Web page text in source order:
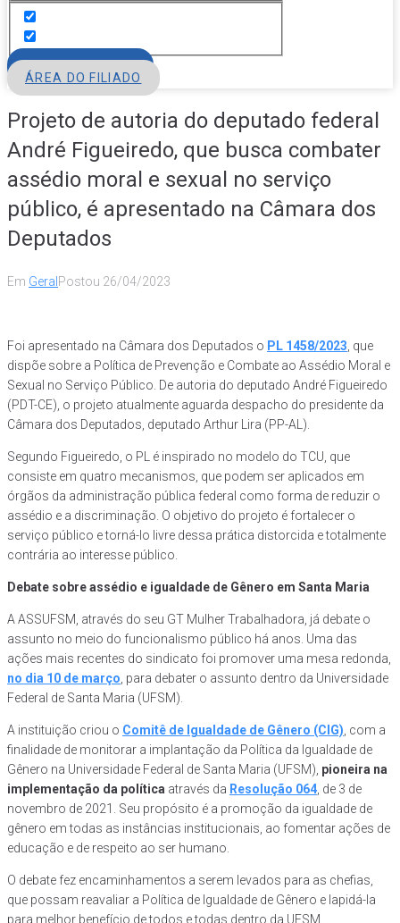
ÁREA DO FILIADO
Projeto de autoria do deputado federal
André Figueiredo, que busca combater
assédio moral e sexual no serviço
público, é apresentado na Câmara dos
Deputados
Em Geral Postou 26/04/2023
Foi apresentado na Câmara dos Deputados o PL 1458/2023 , que
dispõe sobre a Política de Prevenção e Combate ao Assédio Moral e
Sexual no Serviço Público. De autoria do deputado André Figueiredo
(PDT-CE), o projeto atualmente aguarda despacho do presidente da
Câmara dos Deputados, deputado Arthur Lira (PP-AL).
Segundo Figueiredo, o PL é inspirado no modelo do TCU, que
consiste em quatro mecanismos, que podem ser aplicados em
órgãos da administração pública federal como forma de reduzir o
assédio e a discriminação. O objetivo do projeto é fortalecer o
serviço público e torná-lo livre dessa prática distorcida e totalmente
contrária ao interesse público.
Debate sobre assédio e igualdade de Gênero em Santa Maria
A ASSUFSM, através do seu GT Mulher Trabalhadora, já debate o
assunto no meio do funcionalismo público há anos. Uma das
ações mais recentes do sindicato foi promover uma mesa redonda,
no dia 10 de março , para debater o assunto dentro da Universidade
Federal de Santa Maria (UFSM).
A instituição criou o Comitê de Igualdade de Gênero (CIG) , com a
finalidade de monitorar a implantação da Política da Igualdade de
Gênero na Universidade Federal de Santa Maria (UFSM), pioneira na
implementação da política através da Resolução 064 , de 3 de
novembro de 2021. Seu propósito é a promoção da igualdade de
gênero em todas as instâncias institucionais, ao fomentar ações de
educação e de respeito ao ser humano.
O debate fez encaminhamentos a serem levados para as chefias,
que possam reavaliar a Política de Igualdade de Gênero e lapidá-la
para melhor benefício de todos e todas dentro da UFSM.